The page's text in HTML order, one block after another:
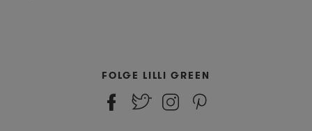
FOLGE LILLI GREEN